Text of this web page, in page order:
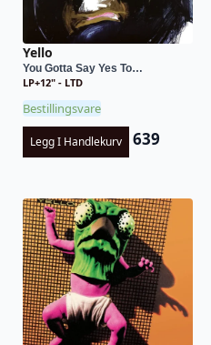
Yello
You Gotta Say Yes To…
LP+12" - LTD
Bestillingsvare
Legg I Handlekurv 639